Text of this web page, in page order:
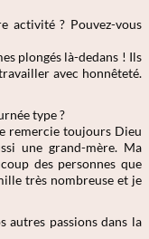
activité ? Pouvez-vous
plongés là-dedans ! Ils
avec honnêteté.
type ?
remercie toujours Dieu
une grand-mère. Ma
des personnes que
très nombreuse et je
autres passions dans la